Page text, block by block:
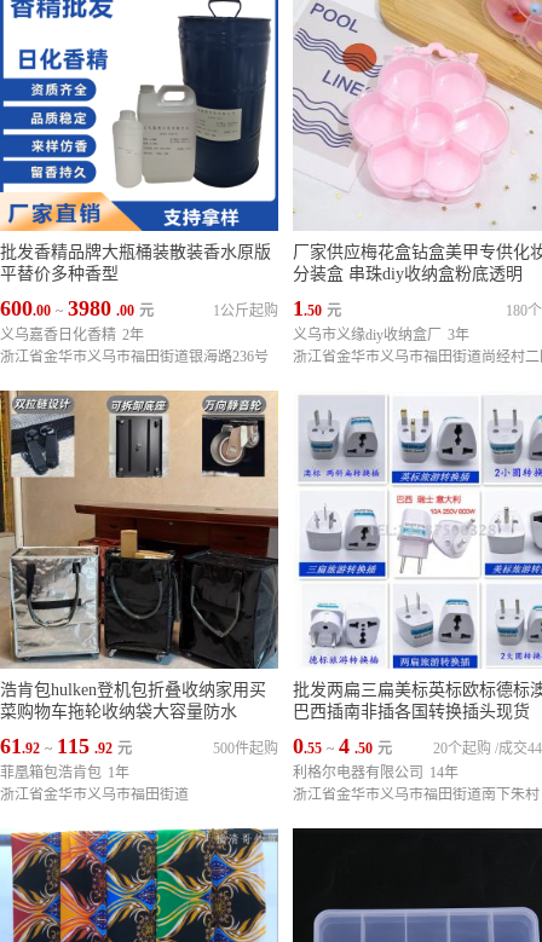
批发香精品牌大瓶桶装散装香水原版
平替价多种香型
600.00 ~ 3980 .00 元
1公斤起购
义乌嘉香日化香精 2年
浙江省金华市义乌市福田街道银海路236号
厂家供应梅花盒钻盒美甲专供化
分装盒 串珠diy收纳盒粉底透明
1.50 元
180
义乌市义缘diy收纳盒厂
3年
浩肯包hulken登机包折叠收纳家用买
菜购物车拖轮收纳袋大容量防水
61.92 ~ 115 .92 元
500件起购
菲凰箱包浩肯包 1年
浙江省金华市义乌市福田街道
批发两扁三扁美标英标欧标德标
巴西插南非插各国转换插头现货
0.55 ~ 4 .50 元 成交
20个起购 /
利格尔电器有限公司
14年
浙江省金华市义乌市福田街道南下朱村